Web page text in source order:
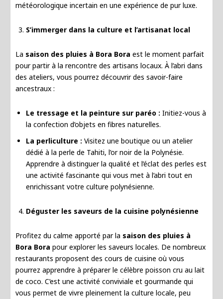
météorologique incertain en une expérience de pur luxe.
S’immerger dans la culture et l’artisanat local
La saison des pluies à Bora Bora est le moment parfait
pour partir à la rencontre des artisans locaux. À l’abri dans
des ateliers, vous pourrez découvrir des savoir-faire
ancestraux :
Le tressage et la peinture sur paréo : Initiez-vous à
la confection d’objets en fibres naturelles.
La perliculture : Visitez une boutique ou un atelier
dédié à la perle de Tahiti, l’or noir de la Polynésie.
Apprendre à distinguer la qualité et l’éclat des perles est
une activité fascinante qui vous met à l’abri tout en
enrichissant votre culture polynésienne.
Déguster les saveurs de la cuisine polynésienne
Profitez du calme apporté par la saison des pluies à
Bora Bora pour explorer les saveurs locales. De nombreux
restaurants proposent des cours de cuisine où vous
pourrez apprendre à préparer le célèbre poisson cru au lait
de coco. C’est une activité conviviale et gourmande qui
vous permet de vivre pleinement la culture locale, peu